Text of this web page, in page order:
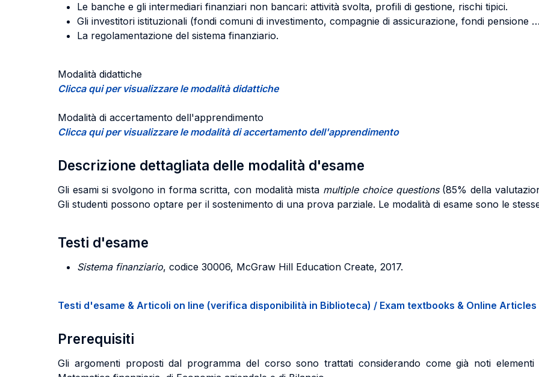
Le banche e gli intermediari finanziari non bancari: attività svolta, profili di gestione, rischi tipici.
Gli investitori istituzionali (fondi comuni di investimento, compagnie di assicurazione, fondi pensione
La regolamentazione del sistema finanziario.
Modalità didattiche
Clicca qui per visualizzare le modalità didattiche
Modalità di accertamento dell'apprendimento
Clicca qui per visualizzare le modalità di accertamento dell'apprendimento
Descrizione dettagliata delle modalità d'esame
Gli esami si svolgono in forma scritta, con modalità mista multiple choice questions (85% della
Gli studenti possono optare per il sostenimento di una prova parziale. Le modalità di esame sono le
Testi d'esame
Sistema finanziario, codice 30006, McGraw Hill Education Create, 2017.
Testi d'esame & Articoli on line (verifica disponibilità in Biblioteca) / Exam textbooks & Online
Prerequisiti
Gli argomenti proposti dal programma del corso sono trattati considerando come già noti